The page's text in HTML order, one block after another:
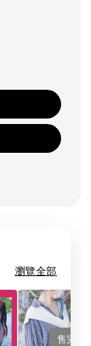
瀏覽全部
售完